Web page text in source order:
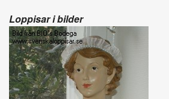
Loppisar i bilder